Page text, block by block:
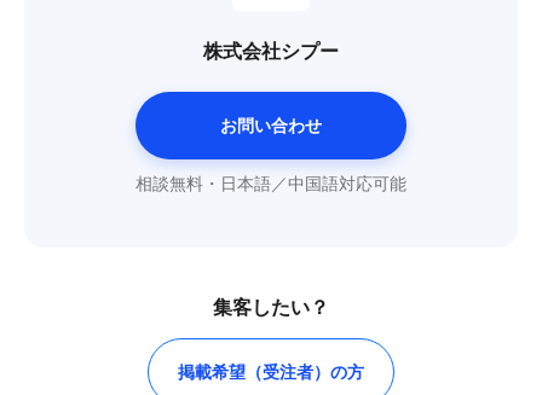
株式会社シプー
お問い合わせ
相談無料・日本語／中国語対応可能
集客したい？
掲載希望（受注者）の方